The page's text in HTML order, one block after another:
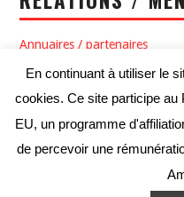
Annuaires / partenaires
Politique de confidentialité /
Conditions générales de vente
En continuant à utiliser le
cookies. Ce site participe
EU, un programme
de percevoir une